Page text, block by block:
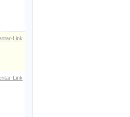
Link
Link